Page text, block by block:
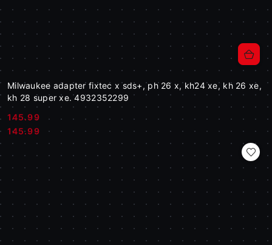
Milwaukee adapter fixtec x sds+, ph 26 x, kh24 xe, kh 26 xe,
kh 28 super xe. 4932352299
Cena:
145.99
Cena:
145.99